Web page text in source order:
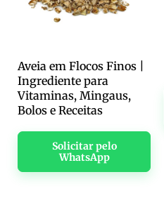
Aveia em Flocos Finos |
Ingrediente para
Vitaminas, Mingaus,
Bolos e Receitas
Solicitar pelo
WhatsApp